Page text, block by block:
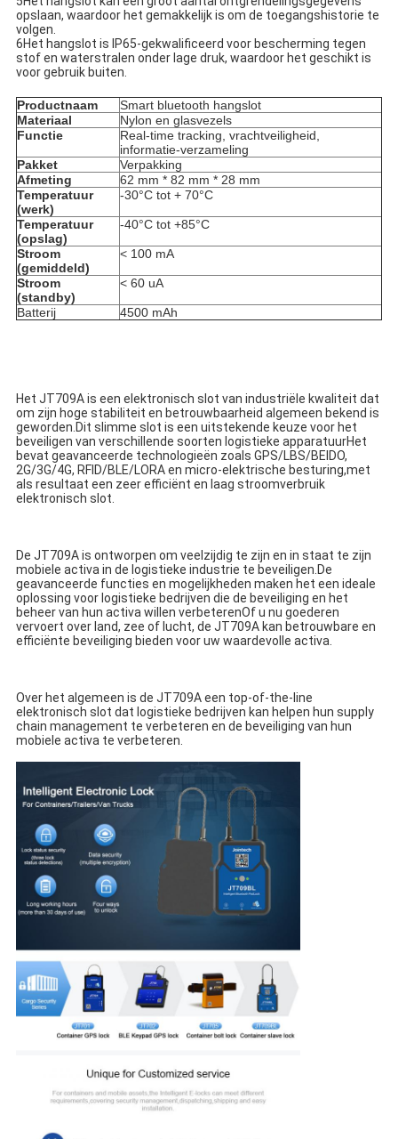
opslaan, waardoor het gemakkelijk is om de toegangshistorie te
volgen.
6Het hangslot is IP65-gekwalificeerd voor bescherming tegen
stof en waterstralen onder lage druk, waardoor het geschikt is
voor gebruik buiten.
Productnaam
Smart bluetooth hangslot
Materiaal
Nylon en glasvezels
Functie
Real-time tracking, vrachtveiligheid,
informatie-verzameling
Pakket
Verpakking
Afmeting
62 mm * 82 mm * 28 mm
Temperatuur
(werk)
-30°C tot + 70°C
Temperatuur
(opslag)
-40°C tot +85°C
Stroom
(gemiddeld)
< 100 mA
Stroom
(standby)
< 60 uA
Batterij 4500 mAh
Het JT709A is een elektronisch slot van industriële kwaliteit dat
om zijn hoge stabiliteit en betrouwbaarheid algemeen bekend is
geworden.Dit slimme slot is een uitstekende keuze voor het
beveiligen van verschillende soorten logistieke apparatuurHet
bevat geavanceerde technologieën zoals GPS/LBS/BEIDO,
2G/3G/4G, RFID/BLE/LORA en micro-elektrische besturing,met
als resultaat een zeer efficiënt en laag stroomverbruik
elektronisch slot.
De JT709A is ontworpen om veelzijdig te zijn en in staat te zijn
mobiele activa in de logistieke industrie te beveiligen.De
geavanceerde functies en mogelijkheden maken het een ideale
oplossing voor logistieke bedrijven die de beveiliging en het
beheer van hun activa willen verbeterenOf u nu goederen
vervoert over land, zee of lucht, de JT709A kan betrouwbare en
efficiënte beveiliging bieden voor uw waardevolle activa.
Over het algemeen is de JT709A een top-of-the-line
elektronisch slot dat logistieke bedrijven kan helpen hun supply
chain management te verbeteren en de beveiliging van hun
mobiele activa te verbeteren.